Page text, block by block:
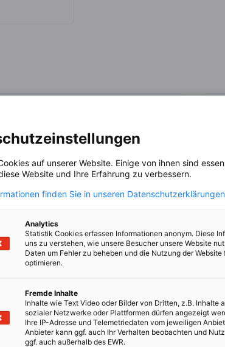
Margareta Sovova
Managing Partner International
LYNX legal s. r. o.
auf unserer Website. Einige von ihnen sind
Website und Ihre Erfahrung zu verbessern.
finden Sie in unseren
Analytics
Statistik Cookies erfassen Informationen anonym. Diese
uns zu verstehen, wie unsere Besucher unsere Website
Daten um Fehler zu beheben und die Nutzung der Website
optimieren.
Fremde Inhalte
Inhalte wie Text Video oder Bilder von Dritten, z.B. Inhalte
sozialer Netzwerke oder Plattformen dürfen angezeigt
Ihre IP-Adresse und Telemetriedaten vom jeweiligen
Anbieter kann ggf. auch Ihr Verhalten beobachten und
ggf. auch außerhalb des EWR.